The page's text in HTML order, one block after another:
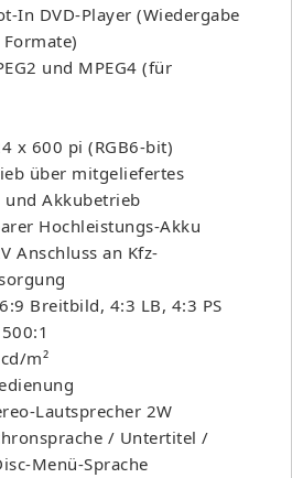
In DVD-Player (Wiedergabe
und MPEG4 (für
x 600 pi (RGB6-bit)
über mitgeliefertes
und Akkubetrieb
Hochleistungs-Akku
Anschluss an Kfz-
Breitbild, 4:3 LB, 4:3 PS
m²
Lautsprecher 2W
/ Untertitel /
Menü-Sprache